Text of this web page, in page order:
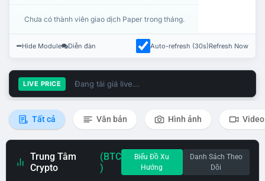
Chưa có thành viên giao dịch Paper trong tháng.
Hide Module Diễn đàn Auto-refresh (30s)Refresh Now
LIVE PRICE Đang tải giá live...
Tất cả Văn bản Hình ảnh Video
Trung Tâm
Crypto
(BTC
)
Biểu Đồ Xu
Hướng
Danh Sách Theo
Dõi